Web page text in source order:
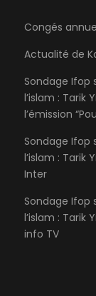
Congés
Actualité de
Sondage Ifop
l’islam : Tarik
l’émission
Sondage Ifop
l’islam : Tarik
Inter
Sondage Ifop
l’islam : Tarik
info TV